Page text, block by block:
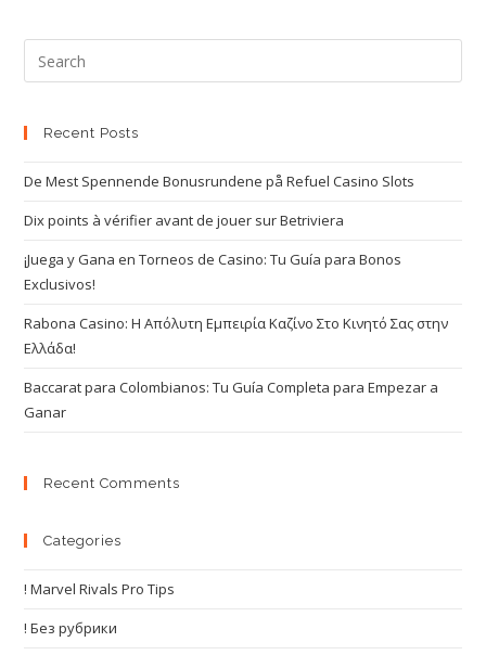
Recent Posts
De Mest Spennende Bonusrundene på Refuel Casino Slots
Dix points à vérifier avant de jouer sur Betriviera
¡Juega y Gana en Torneos de Casino: Tu Guía para Bonos
Exclusivos!
Rabona Casino: Η Απόλυτη Εμπειρία Καζίνο Στο Κινητό Σας στην
Ελλάδα!
Baccarat para Colombianos: Tu Guía Completa para Empezar a
Ganar
Recent Comments
Categories
! Marvel Rivals Pro Tips
! Без рубрики